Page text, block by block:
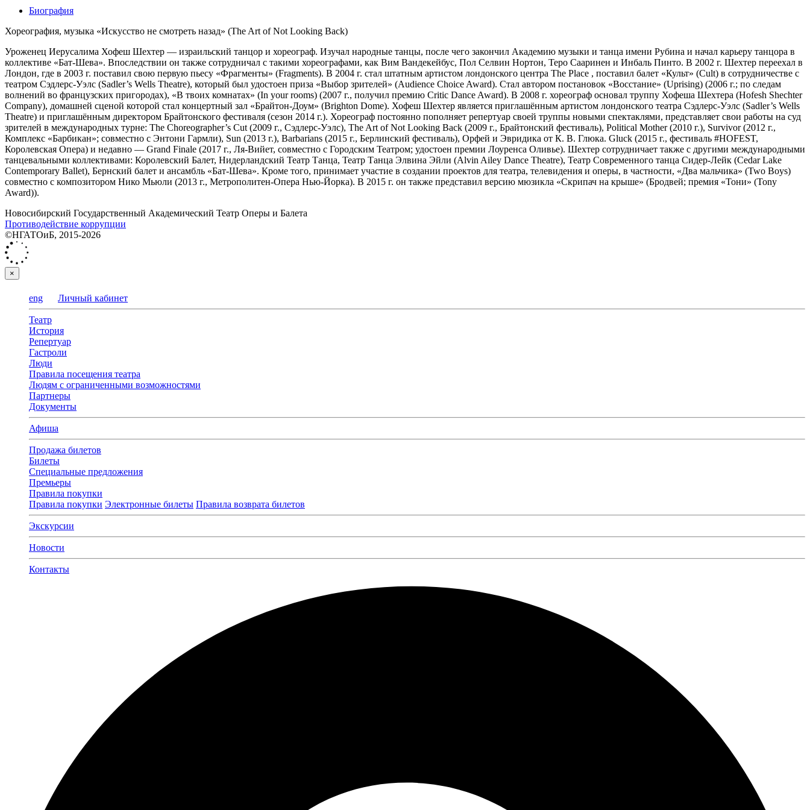
Биография
Хореография, музыка «Искусство не смотреть назад» (The Art of Not Looking Back)
Уроженец Иерусалима Хофеш Шехтер — израильский танцор и хореограф. Изучал народные танцы, после чего закончил Академию музыки и танца имени Рубина и начал карьеру танцора в
коллективе «Бат-Шева». Впоследствии он также сотрудничал с такими хореографами, как Вим Вандекейбус, Пол Селвин Нортон, Теро Сааринен и Инбаль Пинто. В 2002 г. Шехтер переехал в
Лондон, где в 2003 г. поставил свою первую пьесу «Фрагменты» (Fragments). В 2004 г. стал штатным артистом лондонского центра The Place , поставил балет «Культ» (Cult) в сотрудничестве с
театром Сэдлерс-Уэлс (Sadler’s Wells Theatre), который был удостоен приза «Выбор зрителей» (Audience Choice Award). Стал автором постановок «Восстание» (Uprising) (2006 г.; по следам
волнений во французских пригородах), «В твоих комнатах» (In your rooms) (2007 г., получил премию Critic Dance Award). В 2008 г. хореограф основал труппу Хофеша Шехтера (Hofesh Shechter
Company), домашней сценой которой стал концертный зал «Брайтон-Доум» (Brighton Dome). Хофеш Шехтер является приглашённым артистом лондонского театра Сэдлерс-Уэлс (Sadler’s Wells
Theatre) и приглашённым директором Брайтонского фестиваля (сезон 2014 г.). Хореограф постоянно пополняет репертуар своей труппы новыми спектаклями, представляет свои работы на суд
зрителей в международных турне: The Choreographer’s Cut (2009 г., Сэдлерс-Уэлс), The Art of Not Looking Back (2009 г., Брайтонский фестиваль), Political Mother (2010 г.), Survivor (2012 г.,
Комплекс «Барбикан»; совместно с Энтони Гармли), Sun (2013 г.), Barbarians (2015 г., Берлинский фестиваль), Орфей и Эвридика от К. В. Глюка. Gluck (2015 г., фестиваль #HOFEST,
Королевская Опера) и недавно — Grand Finale (2017 г., Ля-Вийет, совместно с Городским Театром; удостоен премии Лоуренса Оливье). Шехтер сотрудничает также с другими международными
танцевальными коллективами: Королевский Балет, Нидерландский Театр Танца, Театр Танца Элвина Эйли (Alvin Ailey Dance Theatre), Театр Современного танца Сидер-Лейк (Cedar Lake
Contemporary Ballet), Бернский балет и ансамбль «Бат-Шева». Кроме того, принимает участие в создании проектов для театра, телевидения и оперы, в частности, «Два мальчика» (Two Boys)
совместно с композитором Нико Мьюли (2013 г., Метрополитен-Опера Нью-Йорка). В 2015 г. он также представил версию мюзикла «Скрипач на крыше» (Бродвей; премия «Тони» (Tony
Award)).
Новосибирский Государственный Академический Театр Оперы и Балета
Противодействие коррупции
©НГАТОиБ, 2015-2026
×
eng Личный кабинет
Театр
История
Репертуар
Гастроли
Люди
Правила посещения театра
Людям с ограниченными возможностями
Партнеры
Документы
Афиша
Продажа билетов
Билеты
Специальные предложения
Премьеры
Правила покупки
Правила покупки Электронные билеты Правила возврата билетов
Экскурсии
Новости
Контакты